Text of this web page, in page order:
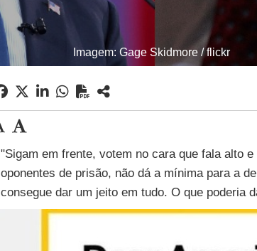
Imagem: Gage Skidmore / flickr
"Sigam em frente, votem no cara que fala alto
oponentes de prisão, não dá a mínima para a
consegue dar um jeito em tudo. O que poderia